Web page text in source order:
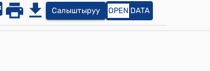
Салыштыруу OPEN DATA